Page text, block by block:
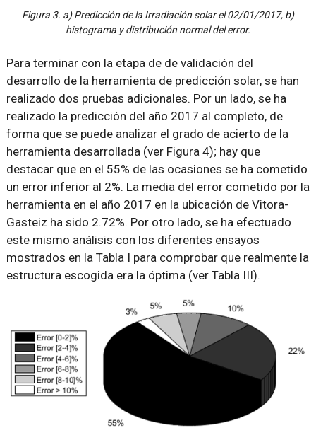
Figura 3. a) Predicción de la Irradiación solar el 02/01/2017, b)
histograma y distribución normal del error.
Para terminar con la etapa de de validación del
desarrollo de la herramienta de predicción solar, se han
realizado dos pruebas adicionales. Por un lado, se ha
realizado la predicción del año 2017 al completo, de
forma que se puede analizar el grado de acierto de la
herramienta desarrollada (ver Figura 4); hay que
destacar que en el 55% de las ocasiones se ha cometido
un error inferior al 2%. La media del error cometido por la
herramienta en el año 2017 en la ubicación de Vitora-
Gasteiz ha sido 2.72%. Por otro lado, se ha efectuado
este mismo análisis con los diferentes ensayos
mostrados en la Tabla I para comprobar que realmente la
estructura escogida era la óptima (ver Tabla III).